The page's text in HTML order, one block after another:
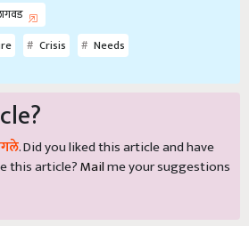
Crisis Needs
. Did you liked this article and have
this article?Mailme your suggestions